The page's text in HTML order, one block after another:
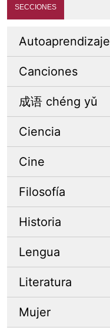
SECCIONES
Autoaprendizaje
Canciones
成语 chéng yǔ
Ciencia
Cine
Filosofía
Historia
Lengua
Literatura
Mujer